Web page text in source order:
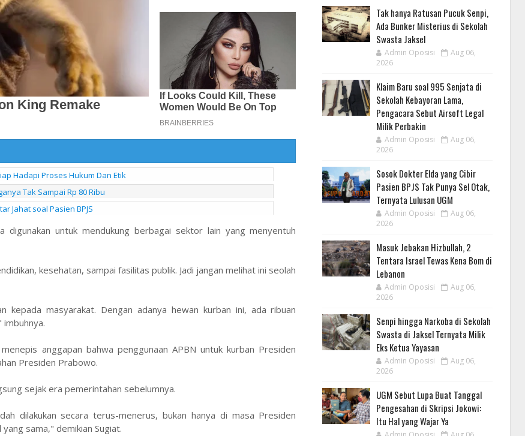
Hadapi Proses Hukum Dan Etik
Tak Sampai Rp 80 Ribu
Jahat soal Pasien BPJS
untuk mendukung berbagai sektor lain yang menyentuh
kesehatan, sampai fasilitas publik. Jadi jangan melihat ini seolah
kepada masyarakat. Dengan adanya hewan kurban ini, ada ribuan
anggapan bahwa penggunaan APBN untuk kurban Presiden
Presiden Prabowo.
sejak era pemerintahan sebelumnya.
dilakukan secara terus-menerus, bukan hanya di masa Presiden
sama," demikian Sugiat.
Tak hanya Ratusan Pucuk Senpi,
Ada Bunker Misterius di Sekolah
Swasta Jaksel
Admin Oposisi
Aug 06,
2026
Klaim Baru soal 995 Senjata di
Sekolah Kebayoran Lama,
Pengacara Sebut Airsoft Legal
Milik Perbakin
Admin Oposisi
Aug 06,
2026
Sosok Dokter Elda yang Cibir
Pasien BPJS Tak Punya Sel Otak,
Ternyata Lulusan UGM
Admin Oposisi
Aug 06,
2026
Masuk Jebakan Hizbullah, 2
Tentara Israel Tewas Kena Bom di
Lebanon
Admin Oposisi
Aug 06,
2026
Senpi hingga Narkoba di Sekolah
Swasta di Jaksel Ternyata Milik
Eks Ketua Yayasan
Admin Oposisi
Aug 06,
2026
UGM Sebut Lupa Buat Tanggal
Pengesahan di Skripsi Jokowi:
Itu Hal yang Wajar Ya